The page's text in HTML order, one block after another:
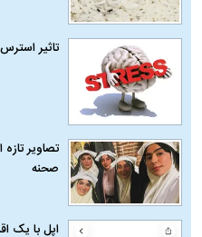
تاثیر
تصاویر
صحنه
اپل با یک